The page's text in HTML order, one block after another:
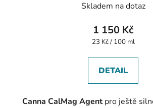
Skladem na dotaz
1 150 Kč
Měrná
23 Kč / 100 ml
DETAIL
Canna CalMag Agentpro ještě